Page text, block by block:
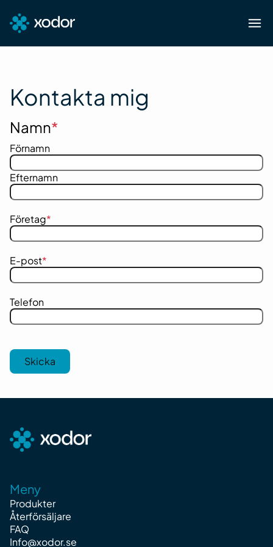
innehåll
Kontakta mig
Namn*
Förnamn
Efternamn
Företag*
E-post*
Telefon
Meny
Produkter
Återförsäljare
FAQ
Info@xodor.se